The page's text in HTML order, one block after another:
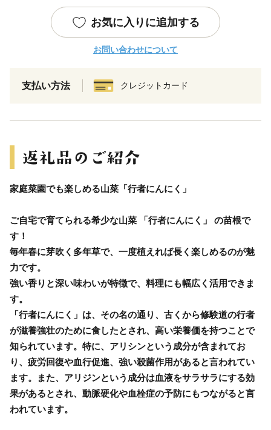
お気に入りに追加する
お問い合わせについて
支払い方法 クレジットカード
家庭菜園でも楽しめる山菜「行者にんにく」
ご自宅で育てられる希少な山菜 「行者にんにく」 の苗根で
す！
毎年春に芽吹く多年草で、一度植えれば長く楽しめるのが魅
力です。
強い香りと深い味わいが特徴で、料理にも幅広く活用できま
す。
「行者にんにく」は、その名の通り、古くから修験道の行者
が滋養強壮のために食したとされ、高い栄養価を持つことで
知られています。特に、アリシンという成分が含まれてお
り、疲労回復や血行促進、強い殺菌作用があると言われてい
ます。また、アリジンという成分は血液をサラサラにする効
果があるとされ、動脈硬化や血栓症の予防にもつながると言
われています。